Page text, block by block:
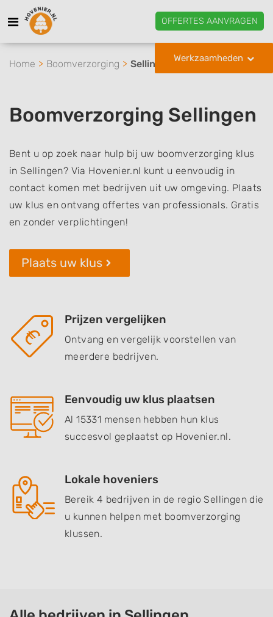
OFFERTES AANVRAGEN
Werkzaamheden
Home Boomverzorging Sellingen
Boomverzorging Sellingen
Bent u op zoek naar hulp bij uw boomverzorging klus
in Sellingen? Via Hovenier.nl kunt u eenvoudig in
contact komen met bedrijven uit uw omgeving. Plaats
uw klus en ontvang offertes van professionals. Gratis
en zonder verplichtingen!
Plaats uw klus
Prijzen vergelijken
Ontvang en vergelijk voorstellen van
meerdere bedrijven.
Eenvoudig uw klus plaatsen
Al 15331 mensen hebben hun klus
succesvol geplaatst op Hovenier.nl.
Lokale hoveniers
Bereik 4 bedrijven in de regio Sellingen die
u kunnen helpen met boomverzorging
klussen.